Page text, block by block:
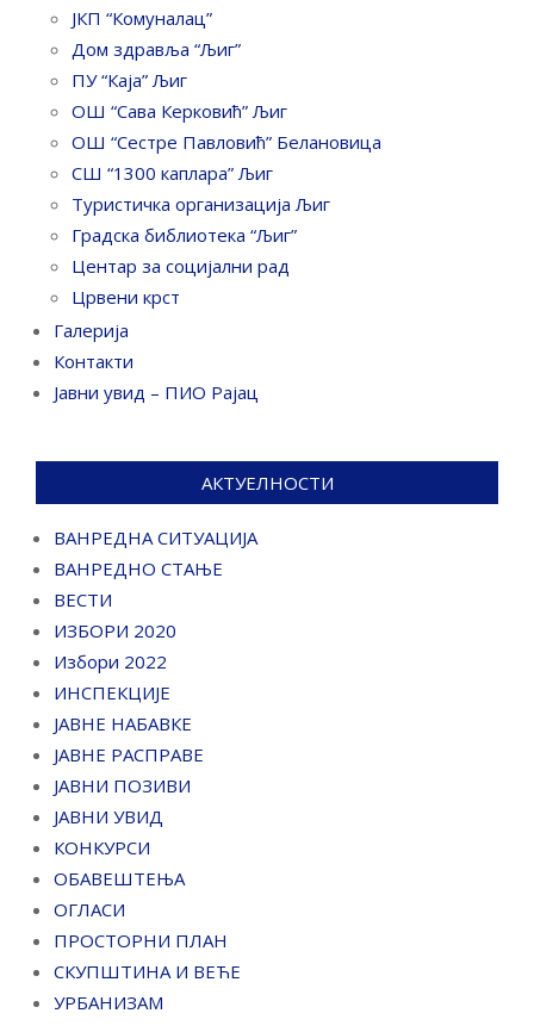
ЈКП “Комуналац”
Дом здравља “Љиг”
ПУ “Каја” Љиг
ОШ “Сава Керковић” Љиг
ОШ “Сестре Павловић” Белановица
СШ “1300 каплара” Љиг
Туристичка организација Љиг
Градска библиотека “Љиг”
Центар за социјални рад
Црвени крст
Галерија
Контакти
Јавни увид – ПИО Рајац
АКТУЕЛНОСТИ
ВАНРЕДНА СИТУАЦИЈА
ВАНРЕДНО СТАЊЕ
ВЕСТИ
ИЗБОРИ 2020
Избори 2022
ИНСПЕКЦИЈЕ
ЈАВНЕ НАБАВКЕ
ЈАВНЕ РАСПРАВЕ
ЈАВНИ ПОЗИВИ
ЈАВНИ УВИД
КОНКУРСИ
ОБАВЕШТЕЊА
ОГЛАСИ
ПРОСТОРНИ ПЛАН
СКУПШТИНА И ВЕЋЕ
УРБАНИЗАМ